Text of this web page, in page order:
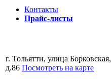
Контакты
Прайс-листы
г. Тольятти, улица Борковская,
д.86 Посмотреть на карте